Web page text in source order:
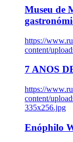
Museu de
https://
content/
7 ANOS
https://
content/
335x256.jpg
Enóphilo